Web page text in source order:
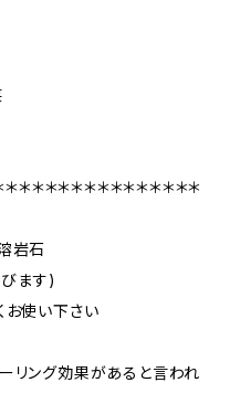
＊＊＊＊＊＊＊＊＊＊＊＊＊＊
岩石
ます)
お使い下さい
リング効果があると言われ